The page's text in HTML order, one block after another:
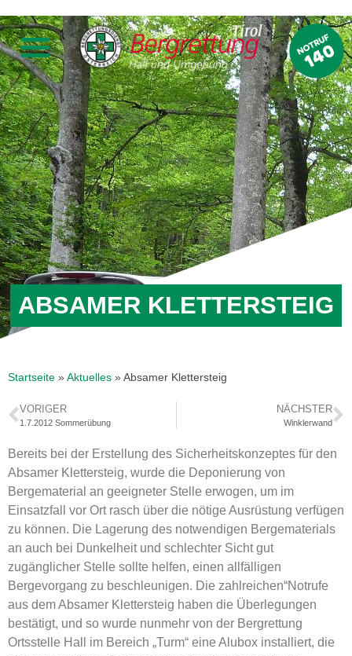
ABSAMER KLETTERSTEIG
Startseite » Aktuelles » Absamer Klettersteig
VORIGER
1.7.2012 Sommerübung
NÄCHSTER
Winklerwand
Bereits bei der Erstellung des Sicherheitskonzeptes für den
Absamer Klettersteig, wurde die Deponierung von
Bergematerial an geeigneter Stelle erwogen, um im
Einsatzfall vor Ort rasch über die nötige Ausrüstung verfügen
zu können. Die Lagerung des notwendigen Bergematerials
an auch bei Dunkelheit und schlechter Sicht gut
zugänglicher Stelle sollte helfen, einen allfälligen
Bergevorgang zu beschleunigen. Die zahlreichen“Notrufe
aus dem Absamer Klettersteig haben die Überlegungen
bestätigt, und so wurde nunmehr von der Bergrettung
Ortsstelle Hall im Bereich „Turm“ eine Alubox installiert, die